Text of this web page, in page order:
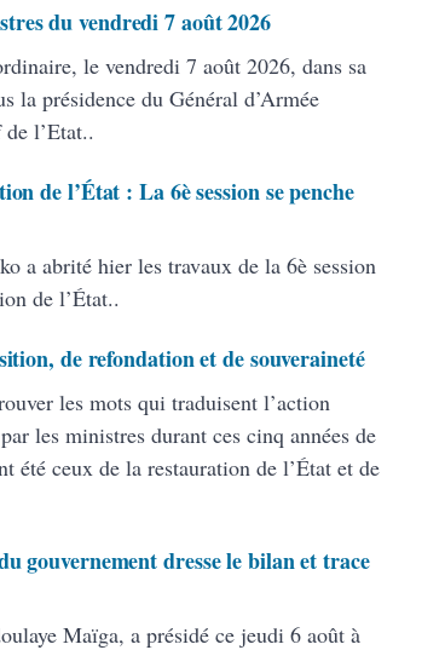
du vendredi 7 août 2026
le vendredi 7 août 2026, dans sa
la présidence du Général d’Armée
l’Etat..
de l’État : La 6è session se penche
a abrité hier les travaux de la 6è session
de l’État..
de refondation et de souveraineté
les mots qui traduisent l’action
les ministres durant ces cinq années de
été ceux de la restauration de l’État et de
gouvernement dresse le bilan et trace
Maïga, a présidé ce jeudi 6 août à